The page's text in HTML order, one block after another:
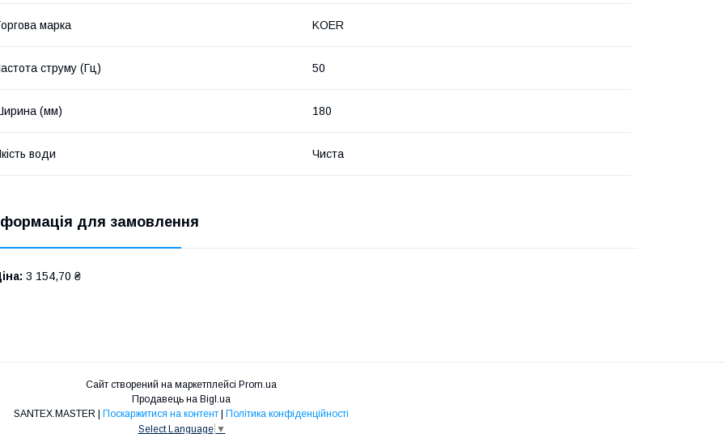
марка KOER
струму (Гц) 50
(мм) 180
води Чиста
для замовлення
3 154,70 ₴
Сайт створений на маркетплейсі Prom.ua
Продавець на Bigl.ua
Поскаржитися на контент
Політика конфіденційності
Select Language ▼